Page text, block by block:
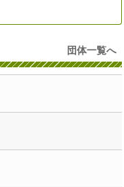
団体一覧へ